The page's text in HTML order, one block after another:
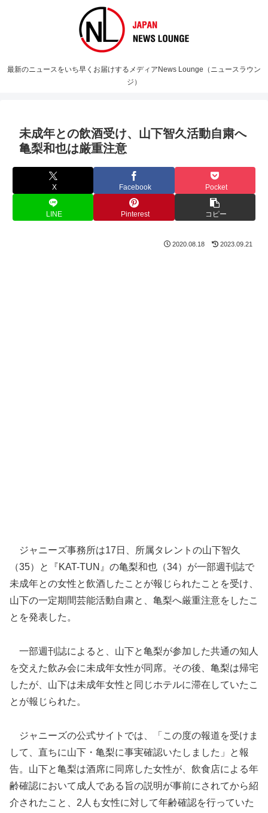
最新のニュースをいち早くお届けするメディアNews Lounge（ニュースラウン
ジ）
未成年との飲酒受け、山下智久活動自粛へ
亀梨和也は厳重注意
X Facebook Pocket
LINE Pinterest コピー
2020.08.18 2023.09.21
ジャニーズ事務所は17日、所属タレントの山下智久
（35）と『KAT-TUN』の亀梨和也（34）が一部週刊誌で
未成年との女性と飲酒したことが報じられたことを受け、
山下の一定期間芸能活動自粛と、亀梨へ厳重注意をしたこ
とを発表した。
一部週刊誌によると、山下と亀梨が参加した共通の知人
を交えた飲み会に未成年女性が同席。その後、亀梨は帰宅
したが、山下は未成年女性と同じホテルに滞在していたこ
とが報じられた。
ジャニーズの公式サイトでは、「この度の報道を受けま
して、直ちに山下・亀梨に事実確認いたしました」と報
告。山下と亀梨は酒席に同席した女性が、飲食店による年
齢確認において成人である旨の説明が事前にされてから紹
介されたこと、2人も女性に対して年齢確認を行っていた